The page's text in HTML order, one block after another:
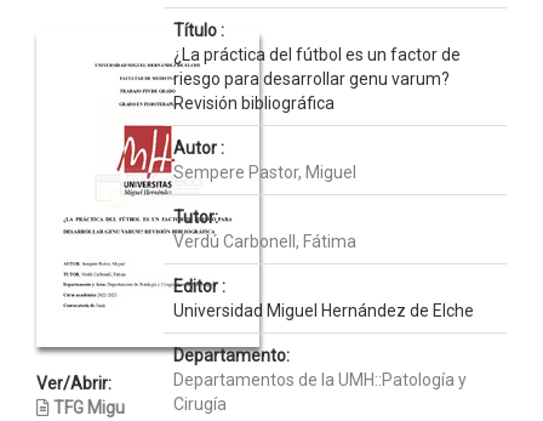
Ver/Abrir:
TFG Migu
Título :
¿La práctica del fútbol es un factor de
riesgo para desarrollar genu varum?
Revisión bibliográfica
Autor :
Sempere Pastor, Miguel
Tutor:
Verdú Carbonell, Fátima
Editor :
Universidad Miguel Hernández de Elche
Departamento:
Departamentos de la UMH::Patología y
Cirugía